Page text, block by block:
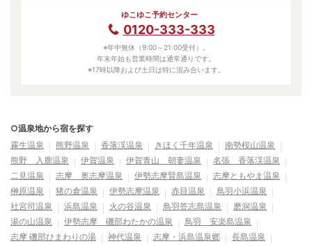
ゆこゆこ予約センター
0120-333-333
※年中無休（9:00～21:00受付）。
年末年始も営業時間は通常通りです。
※17時以降および土日は特に混み合います。
○温泉地から宿を探す
霧生温泉
熊野温泉 香落渓温泉 きほく千年温泉
南勢桜山温泉
熊野 入鹿温泉
伊賀温泉 伊賀青山 朝妻温泉
名張 香落渓温泉
二見温泉
志摩 奥志摩温泉 伊勢志摩賢島温泉
志摩ともやま温泉
榊原温泉
猪の倉温泉 伊勢志摩温泉 赤目温泉
鳥羽小浜温泉
社宮司温泉
浜島温泉 火の谷温泉 鳥羽答志島温泉
磨洞温泉
湯の山温泉
伊勢志摩 磯部わたかの温泉
鳥羽 安楽島温泉
志摩 磯部ひまわりの湯
神代温泉 志摩・浜島温泉郷
長島温泉